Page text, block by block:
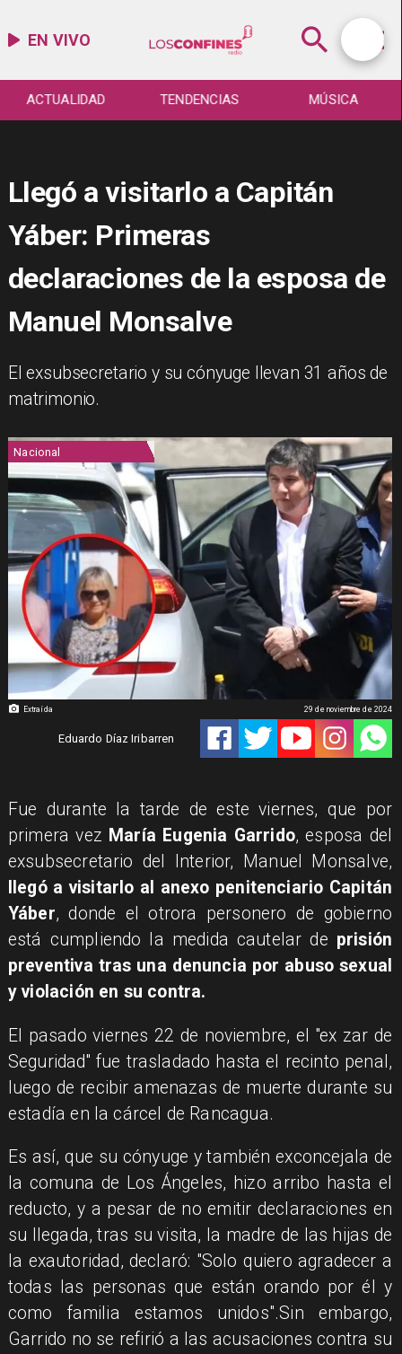
EN VIVO
ACTUALIDAD TENDENCIAS MÚSICA
Llegó a visitarlo a Capitán
Yáber: Primeras
declaraciones de la esposa de
Manuel Monsalve
El exsubsecretario y su cónyuge llevan 31 años de
matrimonio.
Extraída
Nacional
Eduardo Díaz Iribarren
29 de noviembre de 2024
Fue durante la tarde de este viernes, que por
primera vez María Eugenia Garrido, esposa del
exsubsecretario del Interior, Manuel Monsalve,
llegó a visitarlo al anexo penitenciario Capitán
Yáber, donde el otrora personero de gobierno
está cumpliendo la medida cautelar de prisión
preventiva tras una denuncia por abuso sexual
y violación en su contra.
El pasado viernes 22 de noviembre, el ''ex zar de
Seguridad'' fue trasladado hasta el recinto penal,
luego de recibir amenazas de muerte durante su
estadía en la cárcel de Rancagua.
Es así, que su cónyuge y también exconcejala de
la comuna de Los Ángeles, hizo arribo hasta el
reducto, y a pesar de no emitir declaraciones en
su llegada, tras su visita, la madre de las hijas de
la exautoridad, declaró: "Solo quiero agradecer a
todas las personas que están orando por él y
como familia estamos unidos".Sin embargo,
Garrido no se refirió a las acusaciones contra su